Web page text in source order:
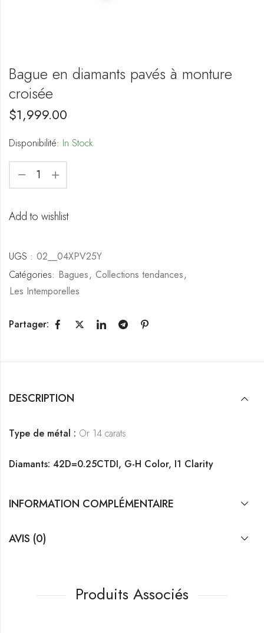
Bague en diamants pavés à monture
croisée
$1,999.00
Disponibilité: In Stock
Add to wishlist
UGS : 02__04XPV25Y
Catégories: Bagues, Collections tendances,
Les Intemporelles
Partager:
DESCRIPTION
Type de métal : Or 14 carats
Diamants: 42D=0.25CTDI, G-H Color, I1 Clarity
INFORMATION COMPLÉMENTAIRE
AVIS (0)
Produits Associés